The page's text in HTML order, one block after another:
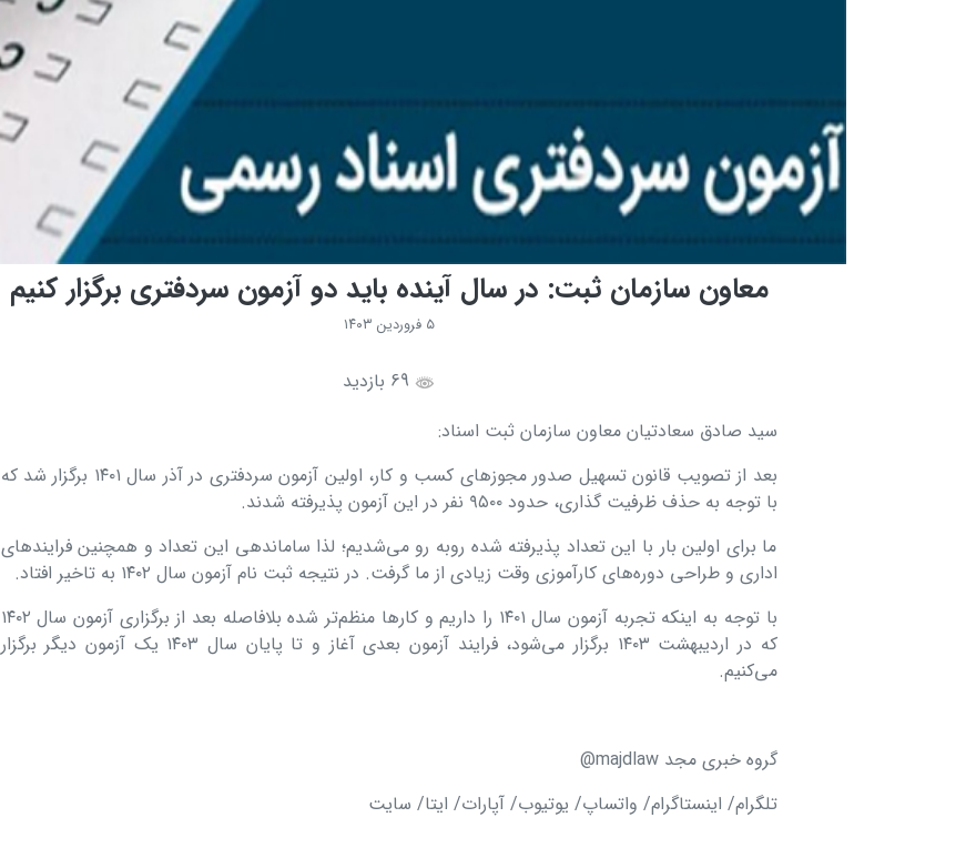
معاون سازمان ثبت: در سال آینده باید دو آزمون سردفتری برگزار کنیم
۵ فروردین ۱۴۰۳
سید صادق سعادتیان معاون سازمان ثبت اسناد:
بعد از تصویب قانون تسهیل صدور مجوز‌های کسب و کار، اولین آزمون سردفتری در آذر سال ۱۴۰۱ برگزار شد که
با توجه به حذف ظرفیت گذاری، حدود ۹۵۰۰ نفر در این آزمون پذیرفته شدند.
ما برای اولین بار با این تعداد پذیرفته شده روبه رو می‌شدیم؛ لذا ساماندهی این تعداد و همچنین فرایند‌های
اداری و طراحی دوره‌های کارآموزی وقت زیادی از ما گرفت. در نتیجه ثبت نام آزمون سال ۱۴۰۲ به تاخیر افتاد.
با توجه به اینکه تجربه آزمون سال ۱۴۰۱ را داریم و کار‌ها منظم‌تر شده بلافاصله بعد از برگزاری آزمون سال ۱۴۰۲
که در اردیبهشت ۱۴۰۳ برگزار می‌شود، فرایند آزمون بعدی آغاز و تا پایان سال ۱۴۰۳ یک آزمون دیگر برگزار
می‌کنیم.
گروه خبری مجد majdlaw@
تلگرام/ اینستاگرام/ واتساپ/ یوتیوب/ آپارات/ ایتا/ سایت